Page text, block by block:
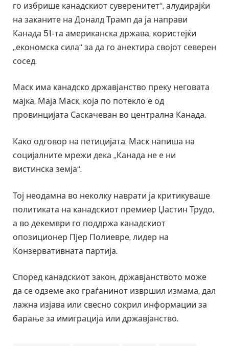
го избрише канадскиот суверенитет“, алудирајќи
на заканите на Доналд Трамп да ја направи
Канада 51-та американска држава, користејќи
„економска сила“ за да го анектира својот северен
сосед.
Маск има канадско државјанство преку неговата
мајка, Маја Маск, која по потекло е од
провинцијата Саскачеван во централна Канада.
Како одговор на петицијата, Маск напиша на
социјалните мрежи дека „Канада не е ни
вистинска земја“.
Тој неодамна во неколку наврати ја критикуваше
политиката на канадскиот премиер Џастин Трудо,
а во декември го поддржа канадскиот
опозиционер Пјер Полиевре, лидер на
Конзервативната партија.
Според канадскиот закон, државјанството може
да се одземе ако граѓанинот извршил измама, дал
лажна изјава или свесно сокрил информации за
барање за имиграција или државјанство.